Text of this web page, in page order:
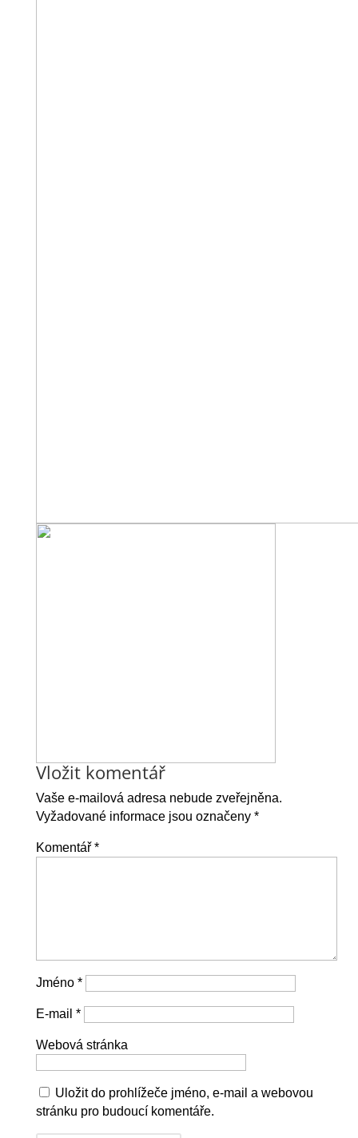
Vložit komentář
Vaše e-mailová adresa nebude zveřejněna.
Vyžadované informace jsou označeny *
Komentář *
Jméno *
E-mail *
Webová stránka
Uložit do prohlížeče jméno, e-mail a webovou
stránku pro budoucí komentáře.